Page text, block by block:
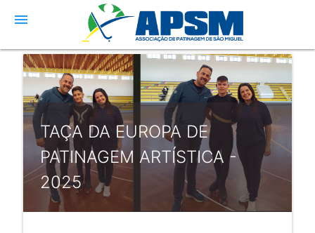
menu
TAÇA DA EUROPA DE
PATINAGEM ARTÍSTICA -
2025